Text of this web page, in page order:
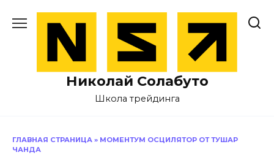
содержанию
Николай Солабуто
Школа трейдинга
ГЛАВНАЯ СТРАНИЦА » МОМЕНТУМ ОСЦИЛЯТОР ОТ ТУШАР
ЧАНДА